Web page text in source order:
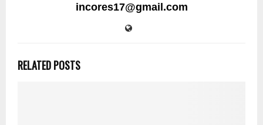
incores17@gmail.com
RELATED POSTS